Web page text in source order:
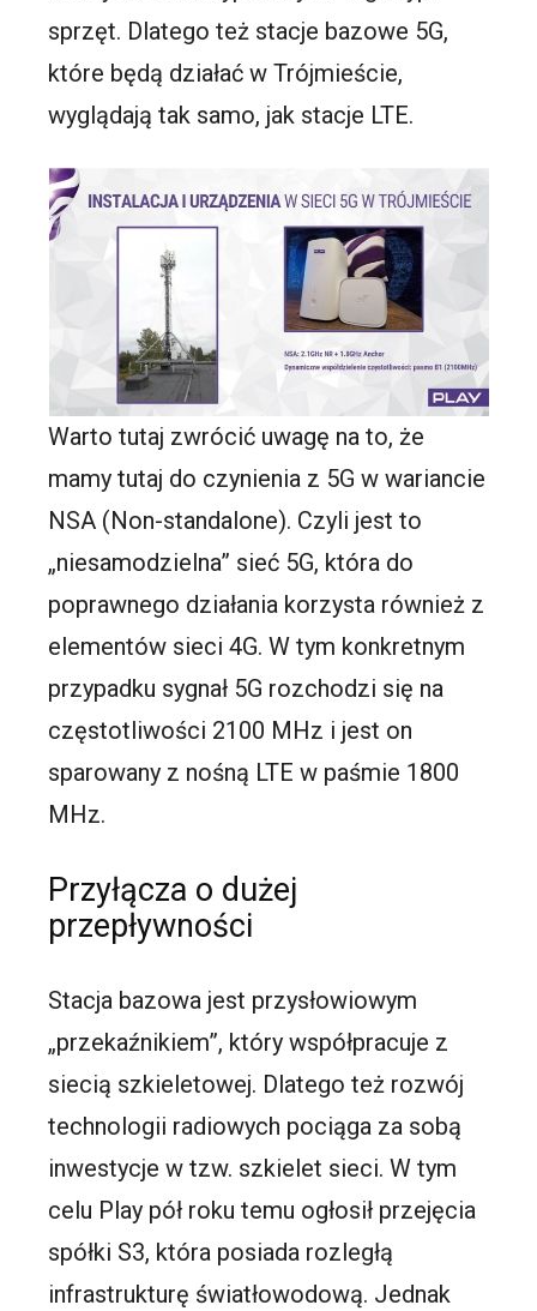
sprzęt. Dlatego też stacje bazowe 5G,
które będą działać w Trójmieście,
wyglądają tak samo, jak stacje LTE.
Warto tutaj zwrócić uwagę na to, że
mamy tutaj do czynienia z 5G w wariancie
NSA (Non-standalone). Czyli jest to
„niesamodzielna” sieć 5G, która do
poprawnego działania korzysta również z
elementów sieci 4G. W tym konkretnym
przypadku sygnał 5G rozchodzi się na
częstotliwości 2100 MHz i jest on
sparowany z nośną LTE w paśmie 1800
MHz.
Przyłącza o dużej
przepływności
Stacja bazowa jest przysłowiowym
„przekaźnikiem”, który współpracuje z
siecią szkieletowej. Dlatego też rozwój
technologii radiowych pociąga za sobą
inwestycje w tzw. szkielet sieci. W tym
celu Play pół roku temu ogłosił przejęcia
spółki S3, która posiada rozległą
infrastrukturę światłowodową. Jednak